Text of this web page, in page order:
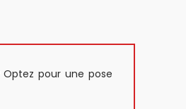
pour une pose